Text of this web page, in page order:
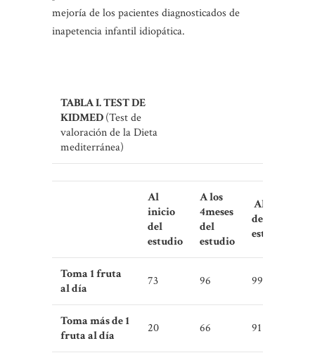
mejoría de los pacientes diagnosticados de
inapetencia infantil idiopática.
TABLA I. TEST DE
KIDMED(Test de
valoración de la Dieta
mediterránea)
Al
inicio
del
estudio
A los
4meses
del
estudio
Al año
de
estudio
Toma 1 fruta
al día
73 96 99
Toma más de 1
fruta al día
20 66 91